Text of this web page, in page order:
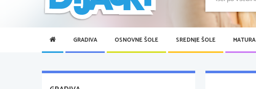
GRADIVA OSNOVNE ŠOLE SREDNJE ŠOLE MATURA